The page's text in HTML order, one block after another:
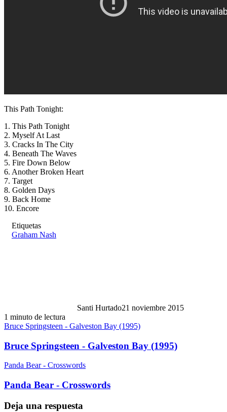
This Path Tonight:
1. This Path Tonight
2. Myself At Last
3. Cracks In The City
4. Beneath The Waves
5. Fire Down Below
6. Another Broken Heart
7. Target
8. Golden Days
9. Back Home
10. Encore
Etiquetas
Graham Nash
Santi Hurtado21 noviembre 2015
1 minuto de lectura
Bruce Springsteen - Galveston Bay (1995)
Bruce Springsteen - Galveston Bay (1995)
Panda Bear - Crosswords
Panda Bear - Crosswords
Deja una respuesta